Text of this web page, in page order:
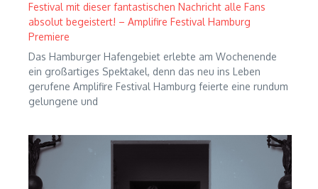
Festival mit dieser fantastischen Nachricht alle Fans
absolut begeistert! – Amplifire Festival Hamburg
Premiere
Das Hamburger Hafengebiet erlebte am Wochenende
ein großartiges Spektakel, denn das neu ins Leben
gerufene Amplifire Festival Hamburg feierte eine rundum
gelungene und